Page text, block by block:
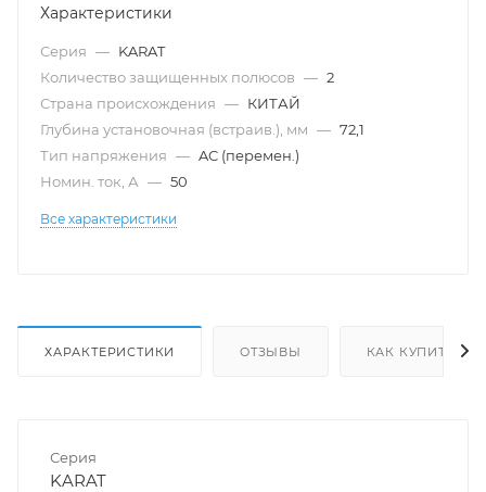
Характеристики
Серия — KARAT
Количество защищенных полюсов — 2
Страна происхождения — КИТАЙ
Глубина установочная (встраив.), мм — 72,1
Тип напряжения — AC (перемен.)
Номин. ток, А — 50
Все характеристики
ХАРАКТЕРИСТИКИ ОТЗЫВЫ КАК КУПИТЬ
Серия
KARAT